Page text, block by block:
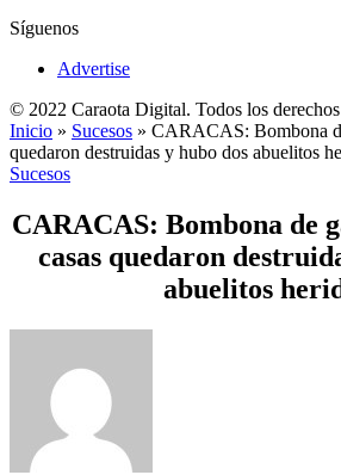
Síguenos
Advertise
© 2022 Caraota Digital. Todos los derechos
Inicio » Sucesos » CARACAS: Bombona
quedaron destruidas y hubo dos abuelitos
Sucesos
CARACAS: Bombona de
casas quedaron
abuelitos